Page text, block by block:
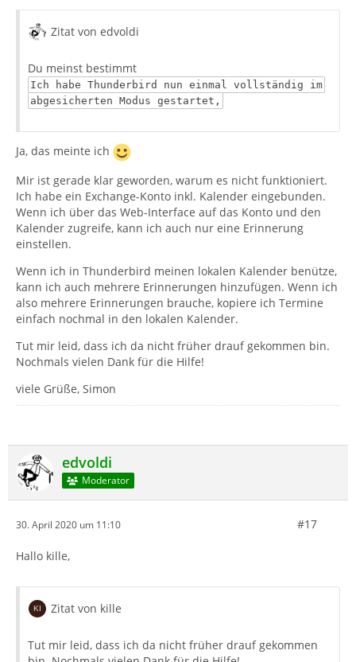
Zitat von edvoldi
Du meinst bestimmt
Ich habe Thunderbird nun einmal vollständig im
abgesicherten Modus gestartet,
Ja, das meinte ich
Mir ist gerade klar geworden, warum es nicht funktioniert.
Ich habe ein Exchange-Konto inkl. Kalender eingebunden.
Wenn ich über das Web-Interface auf das Konto und den
Kalender zugreife, kann ich auch nur eine Erinnerung
einstellen.
Wenn ich in Thunderbird meinen lokalen Kalender benütze,
kann ich auch mehrere Erinnerungen hinzufügen. Wenn ich
also mehrere Erinnerungen brauche, kopiere ich Termine
einfach nochmal in den lokalen Kalender.
Tut mir leid, dass ich da nicht früher drauf gekommen bin.
Nochmals vielen Dank für die Hilfe!
viele Grüße, Simon
edvoldi
Moderator
30. April 2020 um 11:10 #17
Hallo kille,
Zitat von kille
Tut mir leid, dass ich da nicht früher drauf gekommen